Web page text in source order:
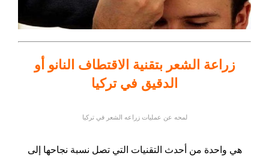
زراعة الشعر بتقنية الاقتطاف النانو أو
الدقيق في تركيا
لمحه عن عمليات زراعه الشعر في تركيا
هي واحدة من أحدث التقنيات التي تصل نسبة نجاحها إلى